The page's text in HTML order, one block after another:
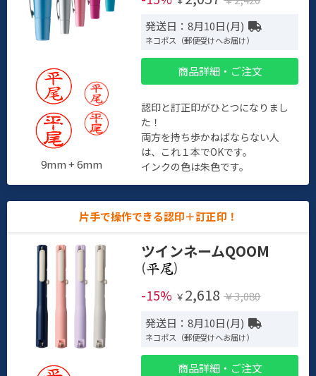
9mm + 6mm
発送日：8月10日(月)
ネコポス（郵便受けへお届け）
商品詳細・ご注文
認印と訂正印がひとつになりまし
た！
両方を持ち歩かねばならない人
は、これ１本でOKです。
インクの色は朱色です。
片手で操作できる認印＋訂正印！
ツインネームQOOM
(
)
-15% ￥ 2,618 ￥3,080
発送日：8月10日(月)
ネコポス（郵便受けへお届け）
商品詳細・ご注文